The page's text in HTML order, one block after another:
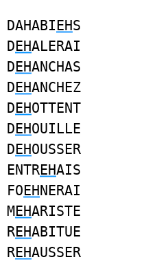
DAHABIEHS
DEHALERAI
DEHANCHAS
DEHANCHEZ
DEHOTTENT
DEHOUILLE
DEHOUSSER
EHAIS
FOEHNERAI
MEHARISTE
REHABITUE
REHAUSSER